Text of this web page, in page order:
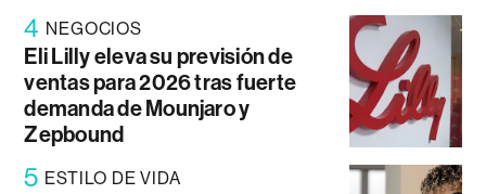
4 NEGOCIOS
Eli Lilly eleva su previsión de
ventas para 2026 tras fuerte
demanda de Mounjaro y
Zepbound
5 ESTILO DE VIDA